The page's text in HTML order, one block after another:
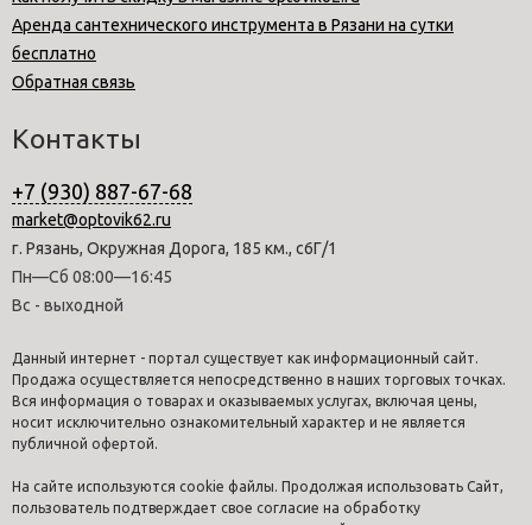
Аренда сантехнического инструмента в Рязани на сутки
бесплатно
Обратная связь
Контакты
+7 (930) 887-67-68
market@optovik62.ru
г. Рязань, Окружная Дорога, 185 км., с6Г/1
Пн—Сб 08:00—16:45
Вс - выходной
Данный интернет - портал существует как информационный сайт.
Продажа осуществляется непосредственно в наших торговых точках.
Вся информация о товарах и оказываемых услугах, включая цены,
носит исключительно ознакомительный характер и не является
публичной офертой.
На сайте используются cookie файлы. Продолжая использовать Сайт,
пользователь подтверждает свое согласие на обработку